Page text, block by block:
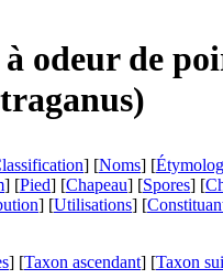
odeur de
)
] [Noms] [
] [Pied] [Chapeau] [Spores] [
] [Utilisations] [
] [Taxon ascendant] [Taxon